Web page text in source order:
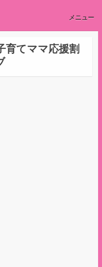
メニュー
育てママ応援割